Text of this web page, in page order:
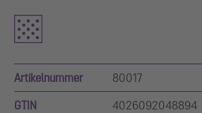
Artikelnummer 80017
GTIN 4026092048894